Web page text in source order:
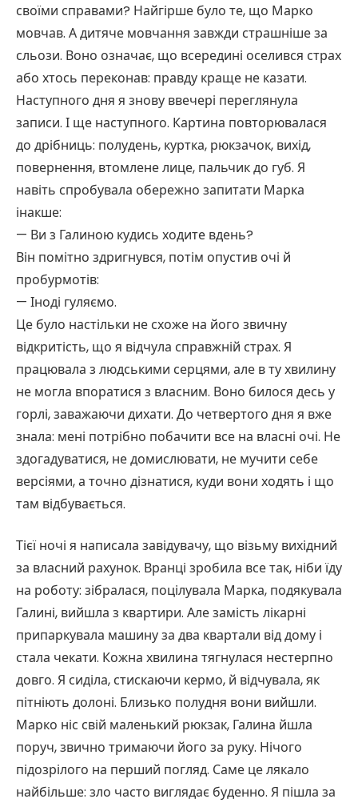
своїми справами? Найгірше було те, що Марко
мовчав. А дитяче мовчання завжди страшніше за
сльози. Воно означає, що всередині оселився страх
або хтось переконав: правду краще не казати.
Наступного дня я знову ввечері переглянула
записи. І ще наступного. Картина повторювалася
до дрібниць: полудень, куртка, рюкзачок, вихід,
повернення, втомлене лице, пальчик до губ. Я
навіть спробувала обережно запитати Марка
інакше:
— Ви з Галиною кудись ходите вдень?
Він помітно здригнувся, потім опустив очі й
пробурмотів:
— Іноді гуляємо.
Це було настільки не схоже на його звичну
відкритість, що я відчула справжній страх. Я
працювала з людськими серцями, але в ту хвилину
не могла впоратися з власним. Воно билося десь у
горлі, заважаючи дихати. До четвертого дня я вже
знала: мені потрібно побачити все на власні очі. Не
здогадуватися, не домислювати, не мучити себе
версіями, а точно дізнатися, куди вони ходять і що
там відбувається.
Тієї ночі я написала завідувачу, що візьму вихідний
за власний рахунок. Вранці зробила все так, ніби їду
на роботу: зібралася, поцілувала Марка, подякувала
Галині, вийшла з квартири. Але замість лікарні
припаркувала машину за два квартали від дому і
стала чекати. Кожна хвилина тягнулася нестерпно
довго. Я сиділа, стискаючи кермо, й відчувала, як
пітніють долоні. Близько полудня вони вийшли.
Марко ніс свій маленький рюкзак, Галина йшла
поруч, звично тримаючи його за руку. Нічого
підозрілого на перший погляд. Саме це лякало
найбільше: зло часто виглядає буденно. Я пішла за